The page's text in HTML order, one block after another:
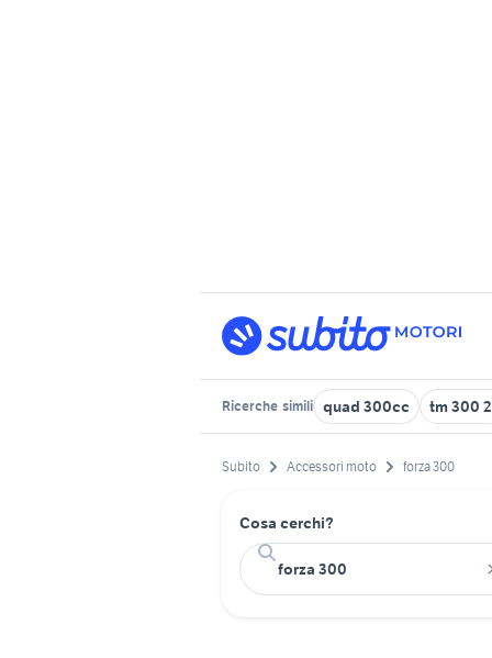
Ricerche simili quad 300cc tm 300
Subito Accessori moto forza 300
Cosa cerchi?